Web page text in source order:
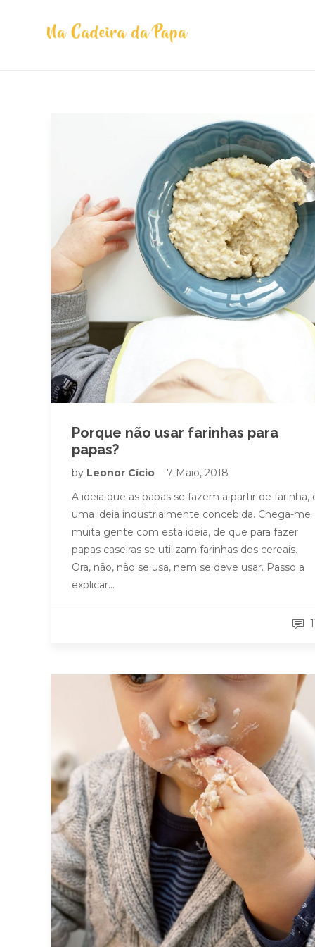
Porque não usar farinhas para
papas?
by Leonor Cício
7 Maio, 2018
A ideia que as papas se fazem a partir de farinha,
uma ideia industrialmente concebida. Chega-me
muita gente com esta ideia, de que para fazer
papas caseiras se utilizam farinhas dos cereais.
Ora, não, não se usa, nem se deve usar. Passo a
explicar…